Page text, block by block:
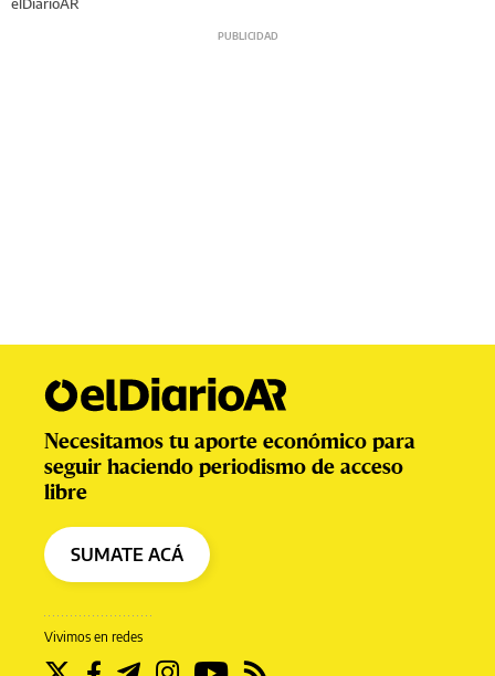
elDiarioAR
Vivimos en redes
Necesitamos tu aporte económico para
seguir haciendo periodismo de acceso
libre
SUMATE ACÁ